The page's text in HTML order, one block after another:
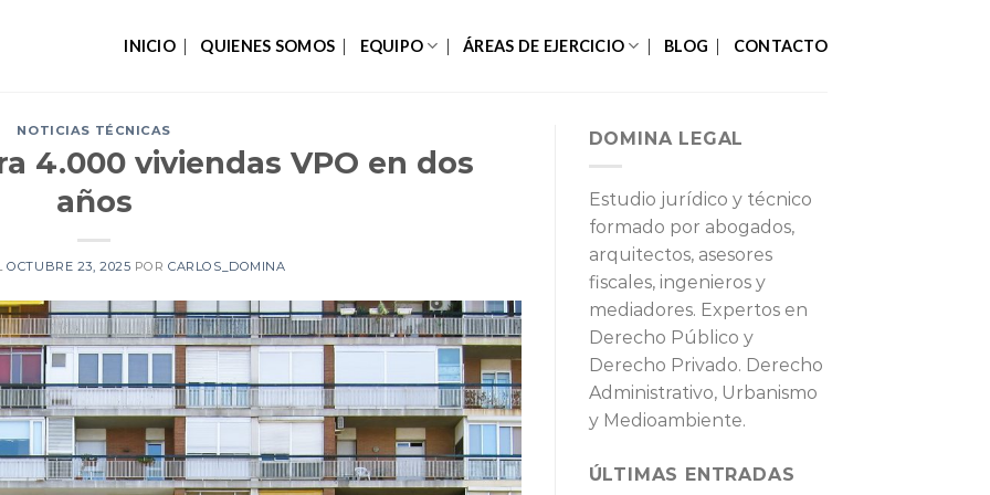
INICIO QUIENES SOMOS EQUIPO ÁREAS DE EJERCICIO BLOG CONTACTO
NOTICIAS TÉCNICAS
4.000 viviendas VPO en dos
años
OCTUBRE 23, 2025 PORCARLOS_DOMINA
DOMINA LEGAL
Estudio jurídico y técnico
formado por abogados,
arquitectos, asesores
fiscales, ingenieros y
mediadores. Expertos en
Derecho Público y
Derecho Privado. Derecho
Administrativo, Urbanismo
y Medioambiente.
ÚLTIMAS ENTRADAS